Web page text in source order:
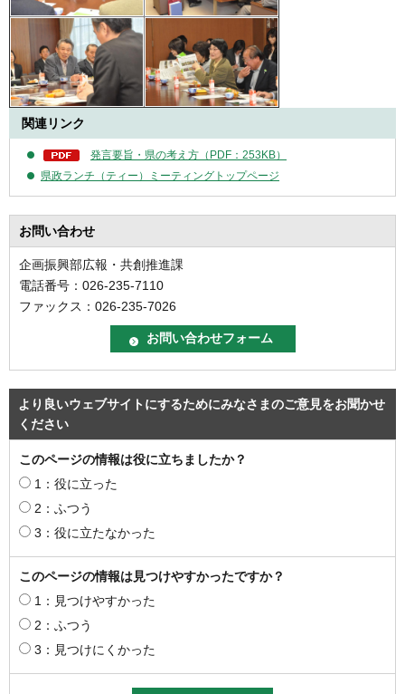
関連リンク
発言要旨・県の考え方（PDF：253KB）
県政ランチ（ティー）ミーティングトップページ
お問い合わせ
企画振興部広報・共創推進課
電話番号：026-235-7110
ファックス：026-235-7026
より良いウェブサイトにするためにみなさまのご意見をお聞かせ
ください
このページの情報は役に立ちましたか？
1：役に立った
2：ふつう
3：役に立たなかった
このページの情報は見つけやすかったですか？
1：見つけやすかった
2：ふつう
3：見つけにくかった